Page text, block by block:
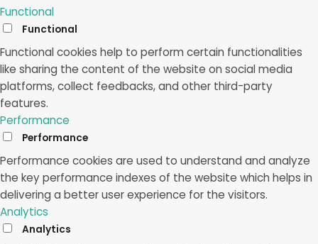
Functional
Functional
Functional cookies help to perform certain functionalities
like sharing the content of the website on social media
platforms, collect feedbacks, and other third-party
features.
Performance
Performance
Performance cookies are used to understand and analyze
the key performance indexes of the website which helps in
delivering a better user experience for the visitors.
Analytics
Analytics